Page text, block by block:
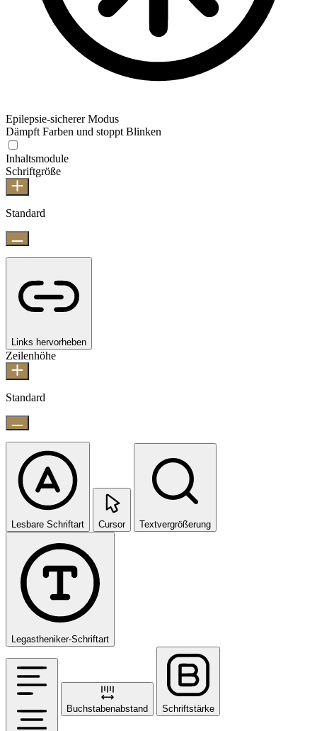
Epilepsie-sicherer Modus
Dämpft Farben und stoppt Blinken
Inhaltsmodule
Schriftgröße
Standard
Links hervorheben
Zeilenhöhe
Standard
Lesbare Schriftart Cursor Textvergrößerung
Legastheniker-Schriftart
Buchstabenabstand Schriftstärke